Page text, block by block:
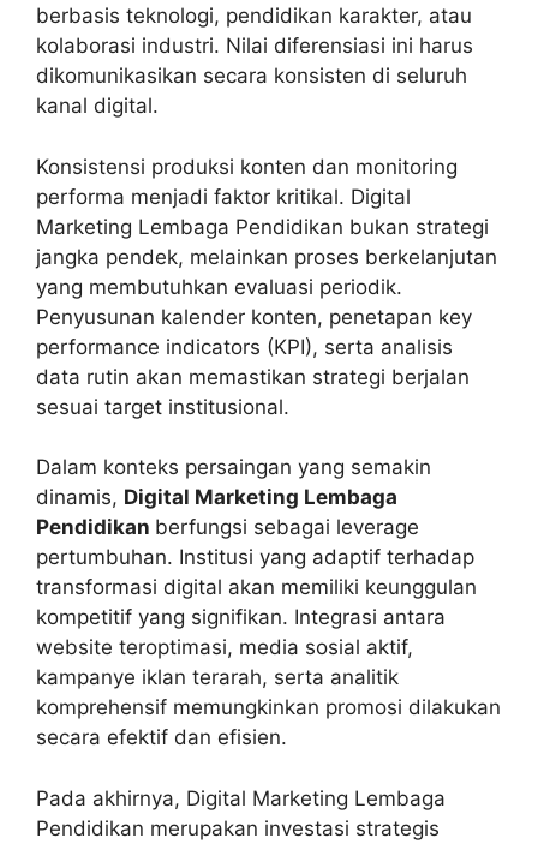
berbasis teknologi, pendidikan karakter, atau
kolaborasi industri. Nilai diferensiasi ini harus
dikomunikasikan secara konsisten di seluruh
kanal digital.
Konsistensi produksi konten dan monitoring
performa menjadi faktor kritikal. Digital
Marketing Lembaga Pendidikan bukan strategi
jangka pendek, melainkan proses berkelanjutan
yang membutuhkan evaluasi periodik.
Penyusunan kalender konten, penetapan key
performance indicators (KPI), serta analisis
data rutin akan memastikan strategi berjalan
sesuai target institusional.
Dalam konteks persaingan yang semakin
dinamis, Digital Marketing Lembaga
Pendidikan berfungsi sebagai leverage
pertumbuhan. Institusi yang adaptif terhadap
transformasi digital akan memiliki keunggulan
kompetitif yang signifikan. Integrasi antara
website teroptimasi, media sosial aktif,
kampanye iklan terarah, serta analitik
komprehensif memungkinkan promosi dilakukan
secara efektif dan efisien.
Pada akhirnya, Digital Marketing Lembaga
Pendidikan merupakan investasi strategis